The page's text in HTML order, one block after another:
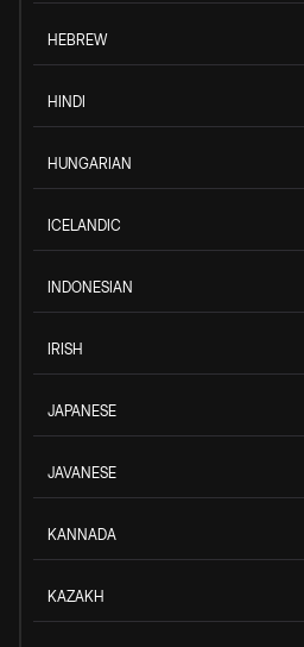
HEBREW
HINDI
HUNGARIAN
ICELANDIC
INDONESIAN
IRISH
JAPANESE
JAVANESE
KANNADA
KAZAKH